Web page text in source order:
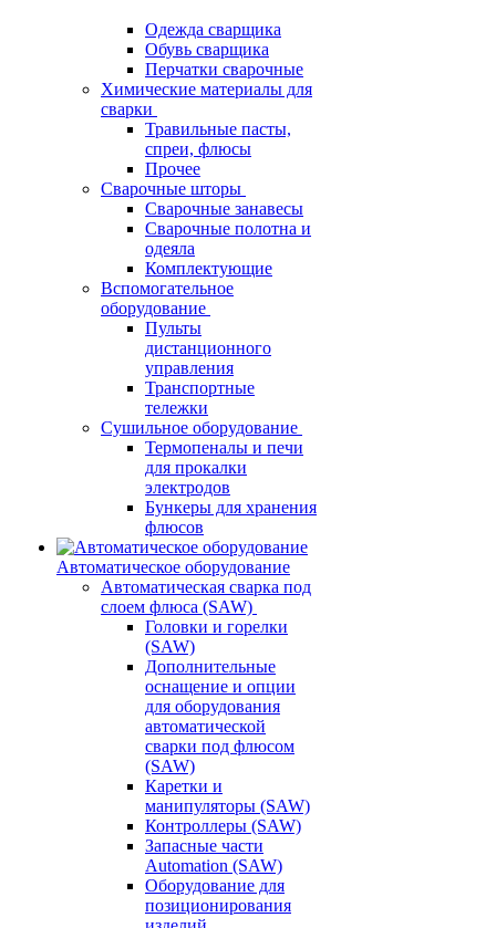
Одежда сварщика
Обувь сварщика
Перчатки сварочные
Химические материалы для
сварки
Травильные пасты,
спреи, флюсы
Прочее
Сварочные шторы
Сварочные занавесы
Сварочные полотна и
одеяла
Комплектующие
Вспомогательное
оборудование
Пульты
дистанционного
управления
Транспортные
тележки
Сушильное оборудование
Термопеналы и печи
для прокалки
электродов
Бункеры для хранения
флюсов
Автоматическое оборудование
Автоматическая сварка под
слоем флюса (SAW)
Головки и горелки
(SAW)
Дополнительные
оснащение и опции
для оборудования
автоматической
сварки под флюсом
(SAW)
Каретки и
манипуляторы (SAW)
Контроллеры (SAW)
Запасные части
Automation (SAW)
Оборудование для
позиционирования